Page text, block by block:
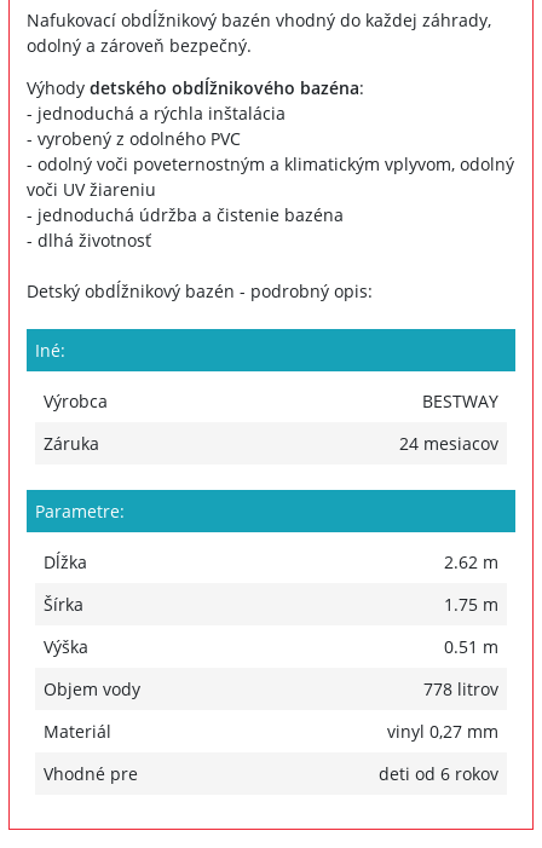
Nafukovací obdĺžnikový bazén vhodný do každej záhrady,
odolný a zároveň bezpečný.
Výhody detského obdĺžnikového bazéna:
- jednoduchá a rýchla inštalácia
- vyrobený z odolného PVC
- odolný voči poveternostným a klimatickým vplyvom, odolný
voči UV žiareniu
- jednoduchá údržba a čistenie bazéna
- dlhá životnosť
Detský obdĺžnikový bazén - podrobný opis:
Iné:
Výrobca
BESTWAY
Záruka
24 mesiacov
Parametre:
Dĺžka
2.62 m
Šírka
1.75 m
Výška
0.51 m
Objem vody
778 litrov
Materiál
vinyl 0,27 mm
Vhodné pre
deti od 6 rokov